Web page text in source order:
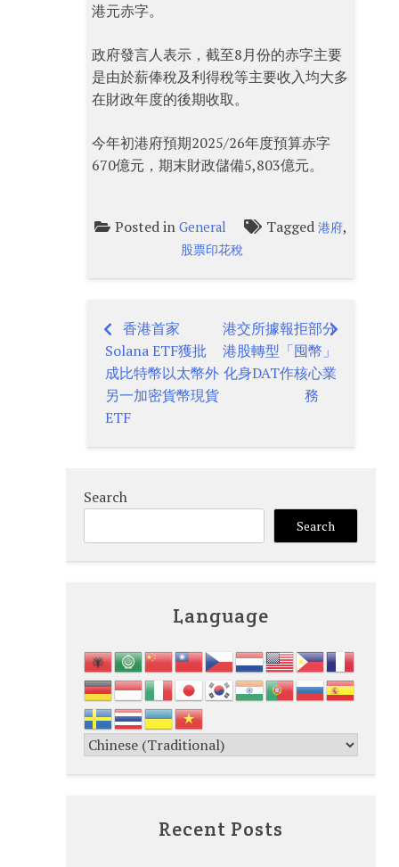
港元赤字。
政府發言人表示，截至8月份的赤字主要
是由於薪俸稅及利得稅等主要收入均大多
在財政年度的後期收取。
今年初港府預期2025/26年度預算赤字
670億元，期末財政儲備5,803億元。
Posted inGeneral Tagged港府,
股票印花稅
Post
navigation
香港首家
Solana ETF獲批
成比特幣以太幣外
另一加密貨幣現貨
ETF
港交所據報拒部分
港股轉型「囤幣」
化身DAT作核心業
務
Search
Search
Language
Recent Posts